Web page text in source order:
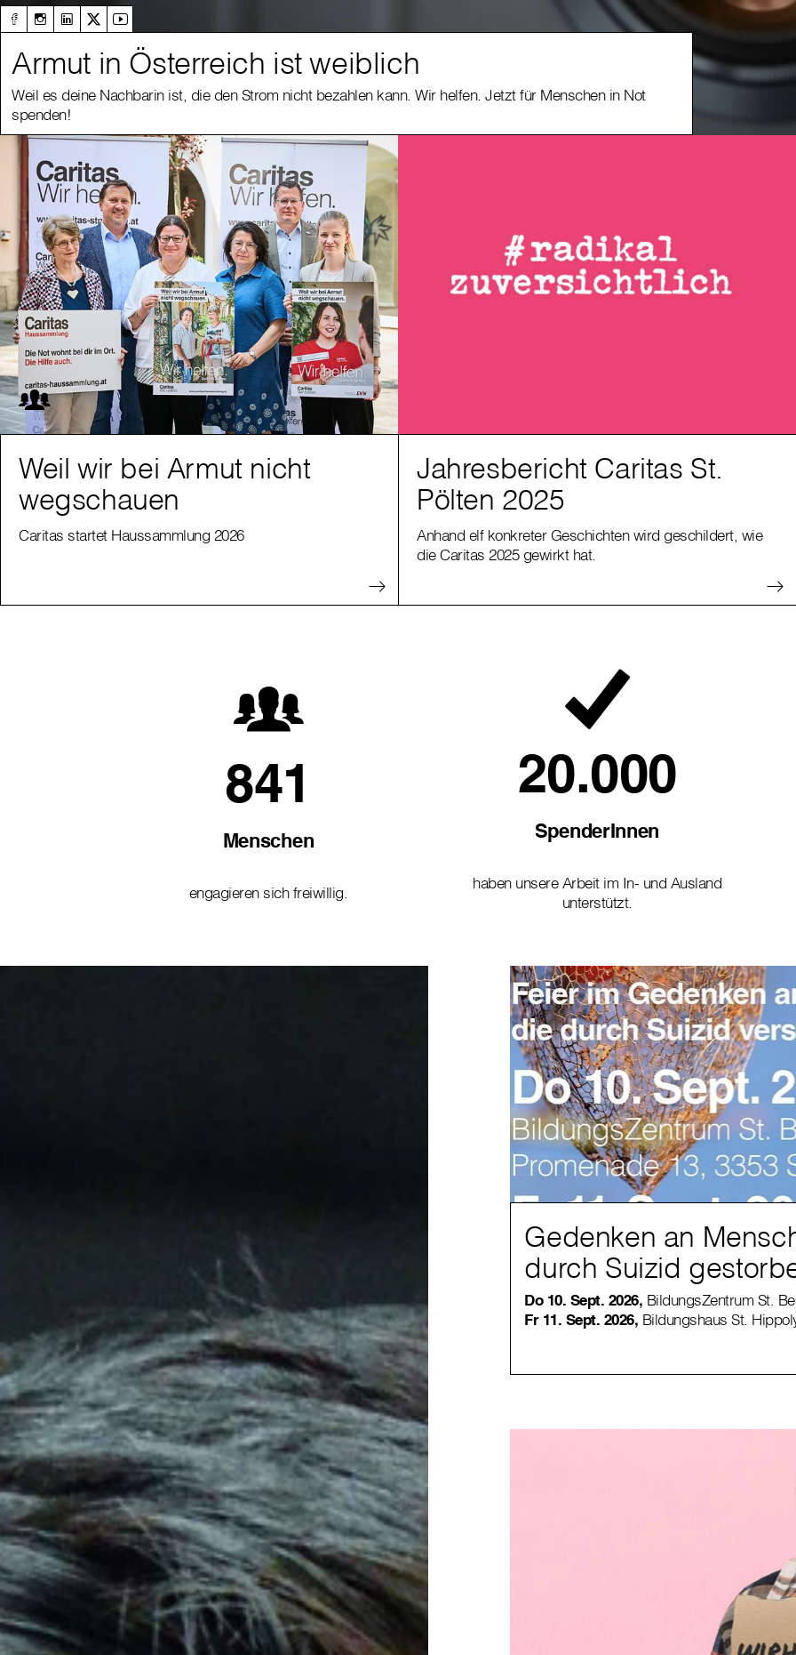
Armut in Österreich ist weiblich
Weil es deine Nachbarin ist, die den Strom nicht bezahlen kann. Wir helfen. Jetzt für Menschen in Not
spenden!
Weil wir bei Armut nicht
wegschauen
Caritas startet Haussammlung 2026
Jahresbericht Caritas St.
Pölten 2025
Anhand elf konkreter Geschichten wird geschildert, wie
die Caritas 2025 gewirkt hat.
841
Menschen
engagieren sich freiwillig.
20.000
SpenderInnen
haben unsere Arbeit im In- und Ausland
unterstützt.
Gedenken an
durch Suizid
Do 10. Sept. 2026, BildungsZentrum St.
Fr 11. Sept. 2026, Bildungshaus St.